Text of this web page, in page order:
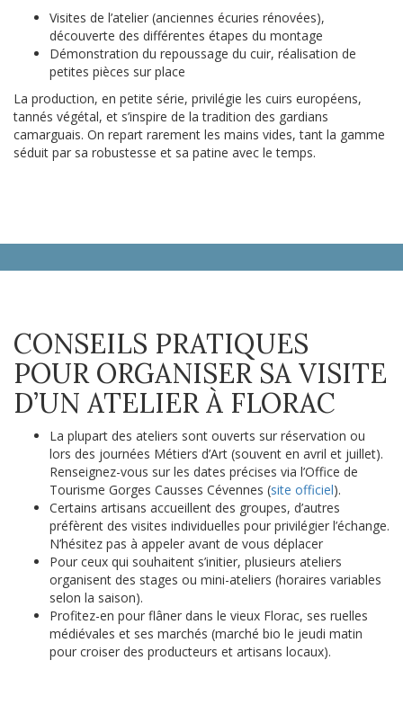
Visites de l’atelier (anciennes écuries rénovées),
découverte des différentes étapes du montage
Démonstration du repoussage du cuir, réalisation de
petites pièces sur place
La production, en petite série, privilégie les cuirs européens,
tannés végétal, et s’inspire de la tradition des gardians
camarguais. On repart rarement les mains vides, tant la gamme
séduit par sa robustesse et sa patine avec le temps.
CONSEILS PRATIQUES
POUR ORGANISER SA VISITE
D’UN ATELIER À FLORAC
La plupart des ateliers sont ouverts sur réservation ou
lors des journées Métiers d’Art (souvent en avril et juillet).
Renseignez-vous sur les dates précises via l’Office de
Tourisme Gorges Causses Cévennes (site officiel).
Certains artisans accueillent des groupes, d’autres
préfèrent des visites individuelles pour privilégier l’échange.
N’hésitez pas à appeler avant de vous déplacer
Pour ceux qui souhaitent s’initier, plusieurs ateliers
organisent des stages ou mini-ateliers (horaires variables
selon la saison).
Profitez-en pour flâner dans le vieux Florac, ses ruelles
médiévales et ses marchés (marché bio le jeudi matin
pour croiser des producteurs et artisans locaux).